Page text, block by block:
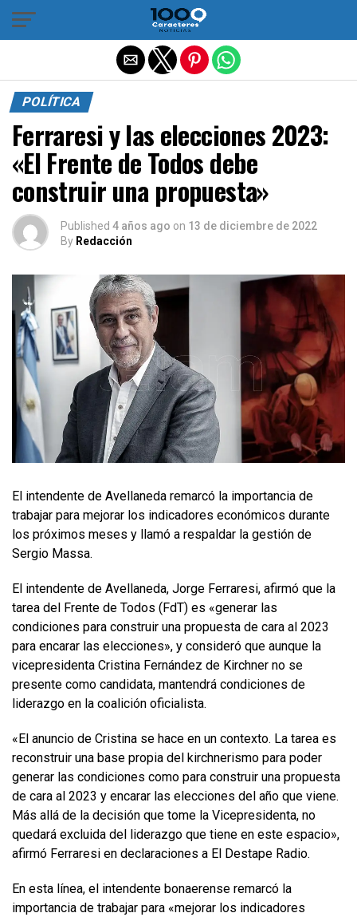
POLÍTICA
Ferraresi y las elecciones 2023:
«El Frente de Todos debe
construir una propuesta»
Published 4 años ago on 13 de diciembre de 2022
By Redacción
El intendente de Avellaneda remarcó la importancia de
trabajar para mejorar los indicadores económicos durante
los próximos meses y llamó a respaldar la gestión de
Sergio Massa.
El intendente de Avellaneda, Jorge Ferraresi, afirmó que la
tarea del Frente de Todos (FdT) es «generar las
condiciones para construir una propuesta de cara al 2023
para encarar las elecciones», y consideró que aunque la
vicepresidenta Cristina Fernández de Kirchner no se
presente como candidata, mantendrá condiciones de
liderazgo en la coalición oficialista.
«El anuncio de Cristina se hace en un contexto. La tarea es
reconstruir una base propia del kirchnerismo para poder
generar las condiciones como para construir una propuesta
de cara al 2023 y encarar las elecciones del año que viene.
Más allá de la decisión que tome la Vicepresidenta, no
quedará excluida del liderazgo que tiene en este espacio»,
afirmó Ferraresi en declaraciones a El Destape Radio.
En esta línea, el intendente bonaerense remarcó la
importancia de trabajar para «mejorar los indicadores
Salir de la versión móvil